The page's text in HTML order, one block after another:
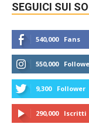
SEGUICI SUI
540,000 Fans
550,000
9,300 Follower
290,000 Iscritti